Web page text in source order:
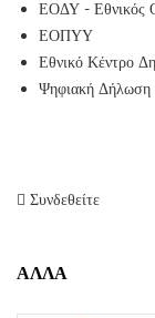
ΕΟΔΥ - Εθνικός
ΕΟΠΥΥ
Εθνικό Κέντρο
Ψηφιακή Δήλωση
Συνδεθείτε
ΑΛΛΑ